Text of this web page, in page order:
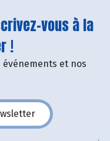
vous à la
!
et nos